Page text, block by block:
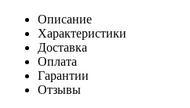
Описание
Характеристики
Доставка
Оплата
Гарантии
Отзывы